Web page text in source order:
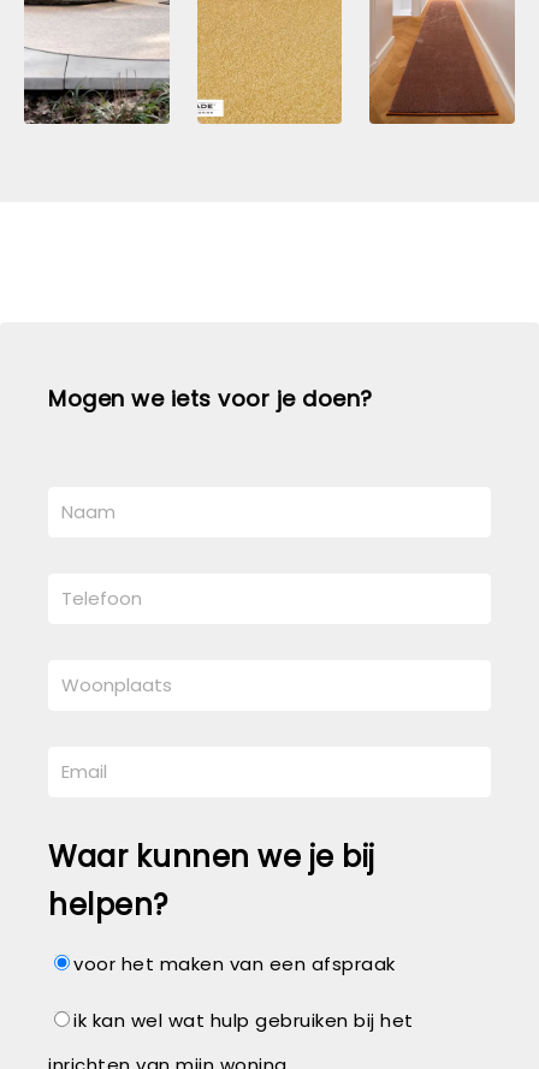
Mogen we iets voor je doen?
Waar kunnen we je bij
helpen?
voor het maken van een afspraak
ik kan wel wat hulp gebruiken bij het